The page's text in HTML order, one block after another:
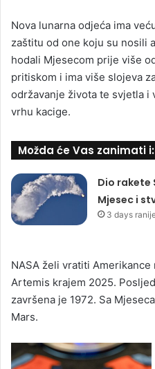
Nova lunarna odjeća ima
zaštitu od one koju su nosili
hodali Mjesecom prije više
pritiskom i ima više slojeva
održavanje života te svjetla i
vrhu kacige.
Možda će Vas zanimati i:
Dio rakete
Mjesec i
3 days
NASA želi vratiti
Artemis krajem 2025.
završena je 1972. Sa
Mars.